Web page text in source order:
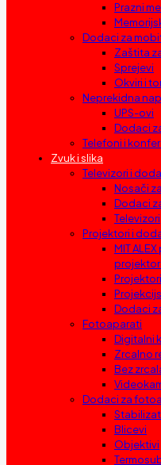
Prazni
Dodaci za
Zaštita
Sprejevi
Okviri i
Neprekidna
UPS-ovi
Dodaci
Telefoni i
Zvuk i slika
Televizori i
Nosači
Dodaci
Televizori
Projektori i
MIT
Projektori
Dodaci
Fotoaparati
Digitalni
Zrcalno
Bez
Dodaci za
Blicevi
Objektivi